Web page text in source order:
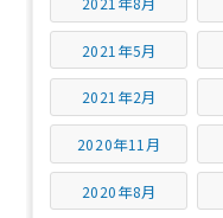
2021年5月
2021年2月
2020年11月
2020年8月